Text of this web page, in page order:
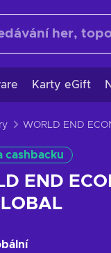
Karty eGift
cashbacku
END